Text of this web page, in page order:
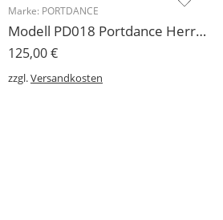
Marke: PORTDANCE
Modell PD018 Portdance Herren Tanzschuh Veloursleder
125,00€
zzgl.Versandkosten